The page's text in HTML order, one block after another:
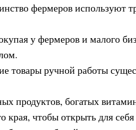
фермеров используют
у фермеров и малого
товары ручной работы
продуктов, богатых
края, чтобы открыть для